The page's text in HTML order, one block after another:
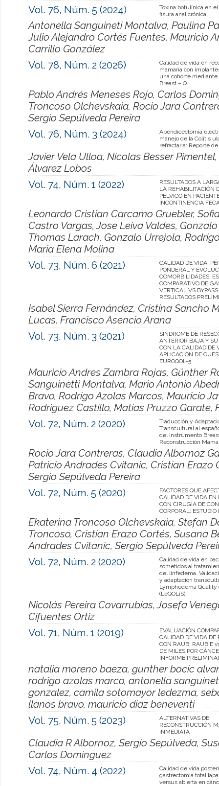
Vol. 76, Núm. 5 (2024)
Toxina botulínica en
fisura anal crónica
Antonella Sanguineti Montalva, Paulina
Julio Alejandro Cortés Fuentes, Mauricio
Carrillo González
Vol. 78, Núm. 2 (2026)
Calidad de vida en
mamaria con
una cohorte
Breast – Q.
Pablo Andrés Meneses Rojo, Carlos
Troncoso Olchevskaia, Rocio Jara
Sergio Sepúlveda Pereira
Vol. 76, Núm. 3 (2024)
Apendicectomía
manejo de la Colitis
refractaria: Reporte de
Javier Vela Ulloa, Nicolas Besser
Álvarez Lobos
Vol. 74, Núm. 1 (2022)
RESULTADOS A
LA REHABILITACIÓN
PÉLVICO EN
INCONTINENCIA
Leonardo Cristian Carcamo Gruebler,
Castro Vargas, Jose Leiva Valdes,
Thomas Larach, Gonzalo Urrejola,
Maria Elena Molina
Vol. 73, Núm. 6 (2021)
CALIDAD DE VIDA,
PONDERAL Y
COMORBILIDADES.
COMPARATIVO DE
VERTICAL VS
RESULTADOS
Isabel Sierra Fernández, Cristina Sancho
Lucas, Francisco Asencio Arana
Vol. 73, Núm. 3 (2021)
SÍNDROME DE
ANTERIOR BAJA Y
CON LA CALIDAD DE
APLICACIÓN DE
EUROQOL-5.
Mauricio Andres Zambra Rojas, Günther
Sanguinetti Montalva, Mario Antonio
Bravo, Rodrigo Azolas Marcos, Mauricio
Rodriguez Castillo, Matías Pruzzo Garate,
Vol. 72, Núm. 2 (2020)
Traducción y
Transcultural al
del Instrumento
Reconstrucción
Rocio Jara Contreras, Claudia Albornoz
Patricio Andrades Cvitanic, Cristian Erazo
Sergio Sepúlveda Pereira
Vol. 72, Núm. 5 (2020)
FACTORES QUE
CALIDAD DE VIDA EN
CON CIRUGÍA DE
CORPORAL: ESTUDIO
Ekaterina Troncoso Olchevskaia, Stefan
Troncoso, Cristian Erazo Cortés, Susana
Andrades Cvitanic, Sergio Sepúlveda
Vol. 72, Núm. 2 (2020)
Calidad de vida en
sometidos al
del linfedema.
y adaptación
Lymphedema Quality
(LeQOLiS)
Nicolás Pereira Covarrubias, Josefa
Cifuentes Ortiz
Vol. 71, Núm. 1 (2019)
EVALUACIÓN
CALIDAD DE VIDA DE
CON RAUB, RAUBIE
DE MILES POR
INFORME
natalia moreno baeza, gunther bocic
rodrigo azolas marco, antonella
gonzalez, camila sotomayor ledezma,
llanos bravo, mauricio diaz beneventi
Vol. 75, Núm. 5 (2023)
ALTERNATIVAS DE
RECONSTRUCCIÓN
INMEDIATA
Claudia R Albornoz, Sergio Sepúlveda,
Carlos Domínguez
Vol. 74, Núm. 4 (2022)
Calidad de vida
gastrectomia total
versus abierta en